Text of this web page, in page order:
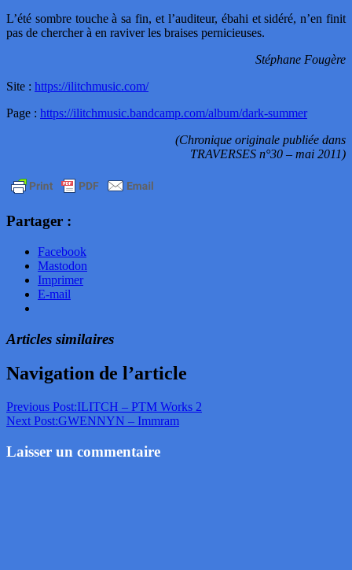
L’été sombre touche à sa fin, et l’auditeur, ébahi et sidéré, n’en finit
pas de chercher à en raviver les braises pernicieuses.
Stéphane Fougère
Site : https://ilitchmusic.com/
Page : https://ilitchmusic.bandcamp.com/album/dark-summer
(Chronique originale publiée dans
TRAVERSES n°30 – mai 2011)
Partager :
Facebook
Mastodon
Imprimer
E-mail
Articles similaires
Navigation de l’article
Previous Post:ILITCH – PTM Works 2
Next Post:GWENNYN – Immram
Laisser un commentaire